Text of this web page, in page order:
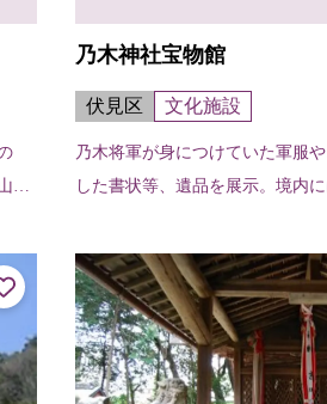
国
乃木神社宝物館
伏見区 文化施設
乃木将軍が身につけていた軍服
した書状等、遺品を展示。境内